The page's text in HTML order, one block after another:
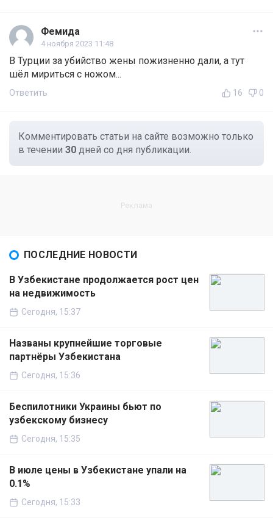
Фемида
4 ноября 2023 11:48
В Турции за убийство жены пожизненно дали, а тут
шёл мириться с ножом...
Ответить 16 0
Комментировать статьи на сайте возможно только
в течении 30 дней со дня публикации.
ПОСЛЕДНИЕ НОВОСТИ
В Узбекистане продолжается рост цен
на недвижимость
Сегодня, 15:37
Названы крупнейшие торговые
партнёры Узбекистана
Сегодня, 15:36
Беспилотники Украины бьют по
узбекскому бизнесу
Сегодня, 15:35
В июле цены в Узбекистане упали на
0.1%
Сегодня, 15:33